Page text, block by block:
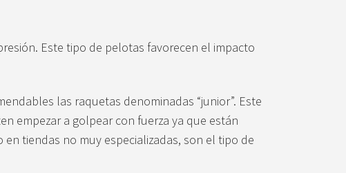
Este tipo de pelotas favorecen el impacto
las raquetas denominadas “junior”. Este
empezar a golpear con fuerza ya que están
tiendas no muy especializadas, son el tipo de